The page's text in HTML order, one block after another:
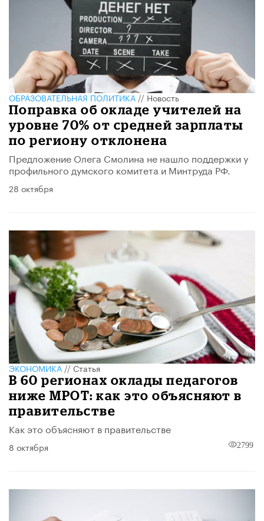
ОБРАЗОВАТЕЛЬНАЯ ПОЛИТИКА//Новость
Поправка об окладе учителей на
уровне 70% от средней зарплаты
по региону отклонена
Предложение Олега Смолина не нашло поддержки у
профильного думского комитета и Минтруда РФ.
28 октября
ЭКОНОМИКА//Статья
В 60 регионах оклады педагогов
ниже МРОТ: как это объясняют в
правительстве
Как это объясняют в правительстве
8 октября 2799